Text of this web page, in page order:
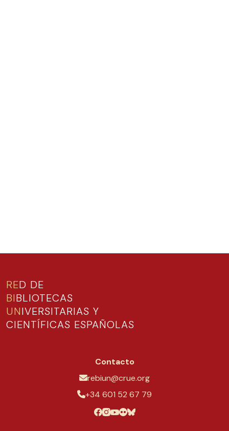
RED DE
BIBLIOTECAS
UNIVERSITARIAS Y
CIENTÍFICAS ESPAÑOLAS
Contacto
rebiun@crue.org
+34 601 52 67 79